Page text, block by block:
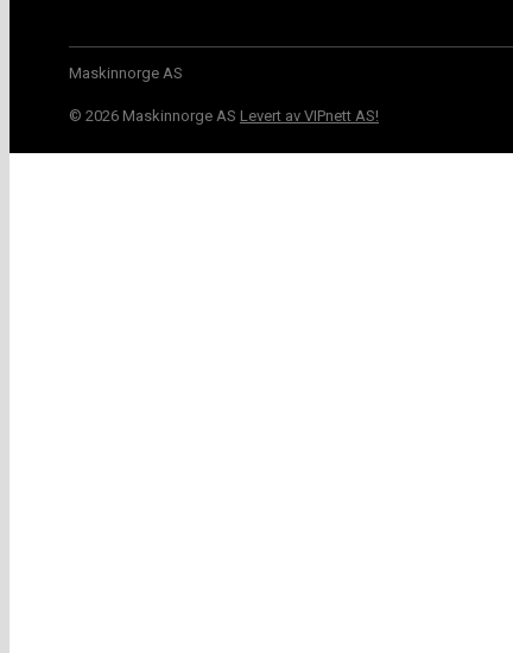
Maskinnorge AS
© 2026 Maskinnorge AS Levert av VIPnett AS!